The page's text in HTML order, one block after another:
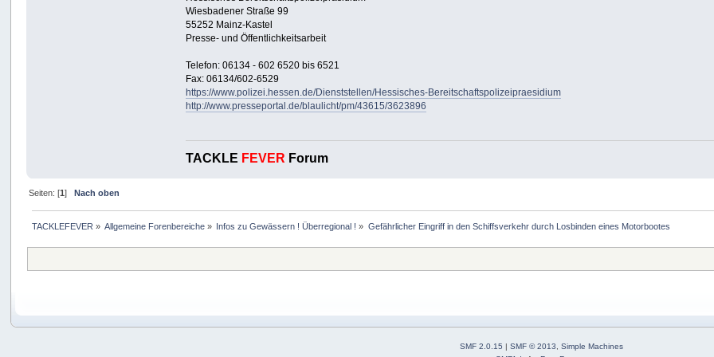
Wiesbadener Straße 99
55252 Mainz-Kastel
Presse- und Öffentlichkeitsarbeit
Telefon: 06134 - 602 6520 bis 6521
Fax: 06134/602-6529
https://www.polizei.hessen.de/Dienststellen/Hessisches-Bereitschaftspolizeipraesidium
http://www.presseportal.de/blaulicht/pm/43615/3623896
TACKLE FEVER Forum
Seiten: [1] Nach oben
TACKLEFEVER » Allgemeine Forenbereiche » Infos zu Gewässern ! Überregional ! » Gefährlicher Eingriff in den Schiffsverkehr durch Losbinden eines Motorbootes
SMF 2.0.15 | SMF © 2013
Simple Machines